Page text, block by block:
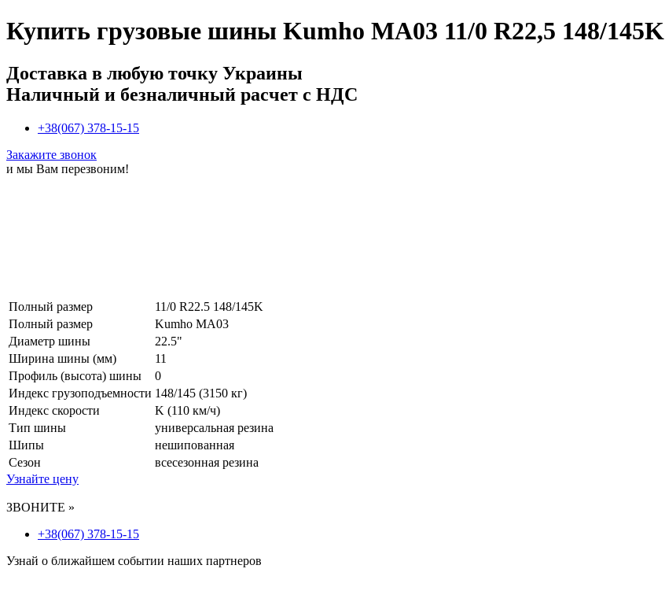
Купить грузовые шины Kumho MA03 11/0 R22,5 148/145K
Доставка в любую точку Украины
Наличный и безналичный расчет с НДС
+38(067) 378-15-15
Закажите звонок
и мы Вам перезвоним!
Полный размер
11/0 R22.5 148/145K
Полный размер
Kumho MA03
Диаметр шины
22.5"
Ширина шины (мм)
11
Профиль (высота) шины
0
Индекс грузоподъемности 148/145 (3150 кг)
Индекс скорости
K (110 км/ч)
Тип шины
универсальная резина
Шипы
нешипованная
Сезон
всесезонная резина
Узнайте цену
ЗВОНИТЕ »
+38(067) 378-15-15
Узнай о ближайшем событии наших партнеров